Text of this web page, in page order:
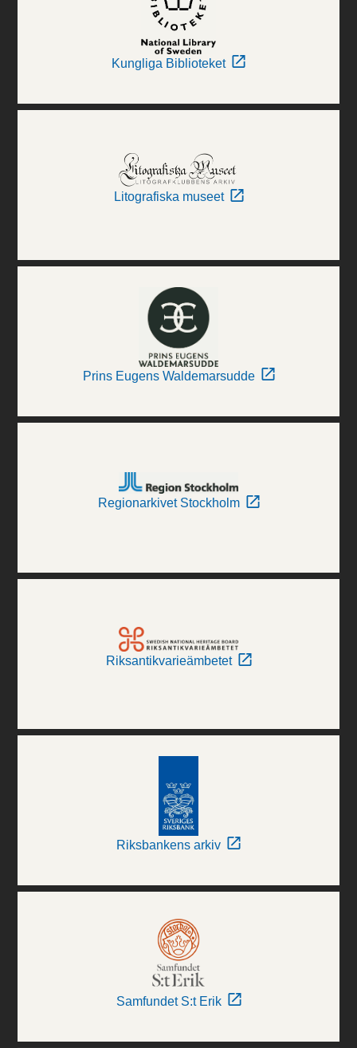
Kungliga Biblioteket
Litografiska museet
Prins Eugens Waldemarsudde
Regionarkivet Stockholm
Riksantikvarieämbetet
Riksbankens arkiv
Samfundet S:t Erik